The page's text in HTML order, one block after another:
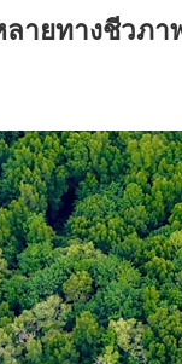
ซื้อขายในกรอบ
ายทางชีวภ